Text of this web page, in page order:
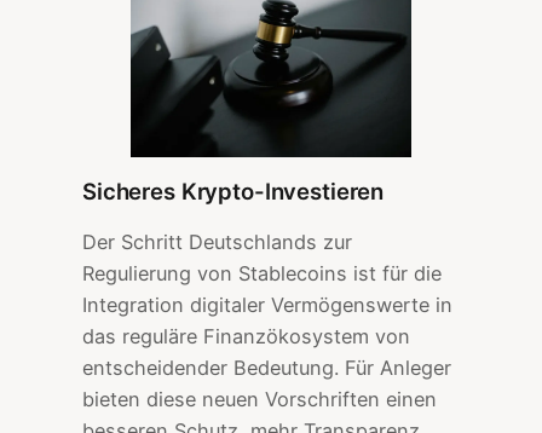
Sicheres Krypto-Investieren
Der Schritt Deutschlands zur
Regulierung von Stablecoins ist für die
Integration digitaler Vermögenswerte in
das reguläre Finanzökosystem von
entscheidender Bedeutung. Für Anleger
bieten diese neuen Vorschriften einen